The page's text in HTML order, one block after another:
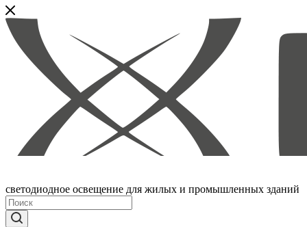
светодиодное освещение для жилых и промышленных зданий